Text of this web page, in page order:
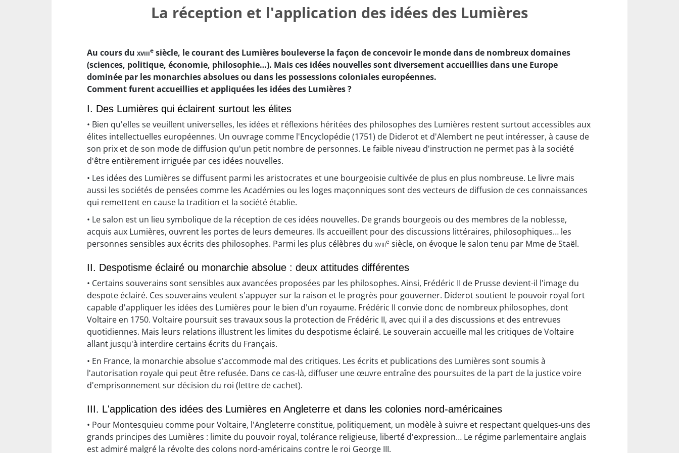
La réception et l'application des idées des Lumières
Au cours du xviiie siècle, le courant des Lumières bouleverse la façon de concevoir le monde dans de nombreux domaines
(sciences, politique, économie, philosophie…). Mais ces idées nouvelles sont diversement accueillies dans une Europe
dominée par les monarchies absolues ou dans les possessions coloniales européennes.
Comment furent accueillies et appliquées les idées des Lumières ?
I. Des Lumières qui éclairent surtout les élites
• Bien qu'elles se veuillent universelles, les idées et réflexions héritées des philosophes des Lumières restent surtout accessibles aux
élites intellectuelles européennes. Un ouvrage comme l'Encyclopédie (1751) de Diderot et d'Alembert ne peut intéresser, à cause de
son prix et de son mode de diffusion qu'un petit nombre de personnes. Le faible niveau d'instruction ne permet pas à la société
d'être entièrement irriguée par ces idées nouvelles.
• Les idées des Lumières se diffusent parmi les aristocrates et une bourgeoisie cultivée de plus en plus nombreuse. Le livre mais
aussi les sociétés de pensées comme les Académies ou les loges maçonniques sont des vecteurs de diffusion de ces connaissances
qui remettent en cause la tradition et la société établie.
• Le salon est un lieu symbolique de la réception de ces idées nouvelles. De grands bourgeois ou des membres de la noblesse,
acquis aux Lumières, ouvrent les portes de leurs demeures. Ils accueillent pour des discussions littéraires, philosophiques… les
personnes sensibles aux écrits des philosophes. Parmi les plus célèbres du xviiie siècle, on évoque le salon tenu par Mme de Staël.
II. Despotisme éclairé ou monarchie absolue : deux attitudes différentes
• Certains souverains sont sensibles aux avancées proposées par les philosophes. Ainsi, Frédéric II de Prusse devient-il l'image du
despote éclairé. Ces souverains veulent s'appuyer sur la raison et le progrès pour gouverner. Diderot soutient le pouvoir royal fort
capable d'appliquer les idées des Lumières pour le bien d'un royaume. Frédéric II convie donc de nombreux philosophes, dont
Voltaire en 1750. Voltaire poursuit ses travaux sous la protection de Frédéric II, avec qui il a des discussions et des entrevues
quotidiennes. Mais leurs relations illustrent les limites du despotisme éclairé. Le souverain accueille mal les critiques de Voltaire
allant jusqu'à interdire certains écrits du Français.
• En France, la monarchie absolue s'accommode mal des critiques. Les écrits et publications des Lumières sont soumis à
l'autorisation royale qui peut être refusée. Dans ce cas-là, diffuser une œuvre entraîne des poursuites de la part de la justice voire
d'emprisonnement sur décision du roi (lettre de cachet).
III. L'application des idées des Lumières en Angleterre et dans les colonies nord-américaines
• Pour Montesquieu comme pour Voltaire, l'Angleterre constitue, politiquement, un modèle à suivre et respectant quelques-uns des
grands principes des Lumières : limite du pouvoir royal, tolérance religieuse, liberté d'expression… Le régime parlementaire anglais
est admiré malgré la révolte des colons nord-américains contre le roi George III.